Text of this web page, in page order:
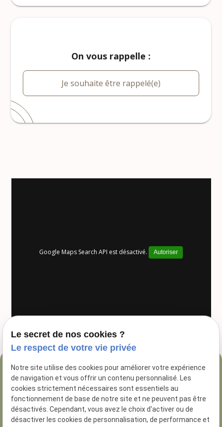
On vous rappelle :
Je souhaite être rappelé(e)
Google Maps Search API est désactivé. Autoriser
04 84 89 16 47
54 Rue George
13005 Marseille
Le secret de nos cookies ?
Le respect de votre vie privée
Notre site utilise des cookies pour améliorer votre expérience
de navigation et vous offrir un contenu personnalisé. Les
cookies strictement nécessaires sont essentiels au
fonctionnement de base de notre site et ne peuvent pas être
désactivés. Cependant, vous avez le choix d'activer ou de
désactiver les cookies de personnalisation, de performance et